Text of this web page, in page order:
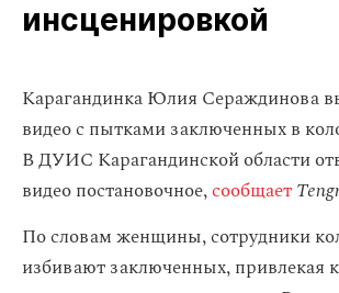
инсценировкой
Карагандинка Юлия Сераждинова
видео с пытками заключенных в
В ДУИС Карагандинской области
видео постановочное,сообщает
По словам женщины, сотрудники
избивают заключенных, привлекая